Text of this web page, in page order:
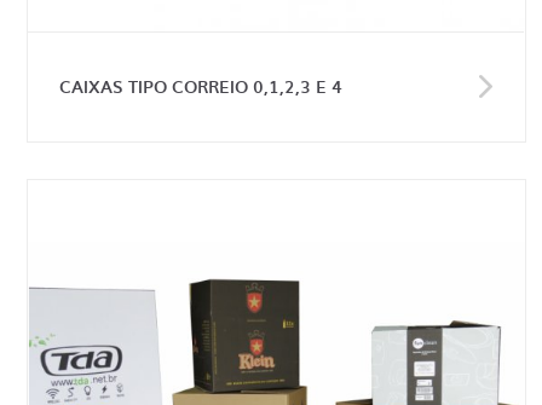
CAIXAS TIPO CORREIO 0,1,2,3 E 4